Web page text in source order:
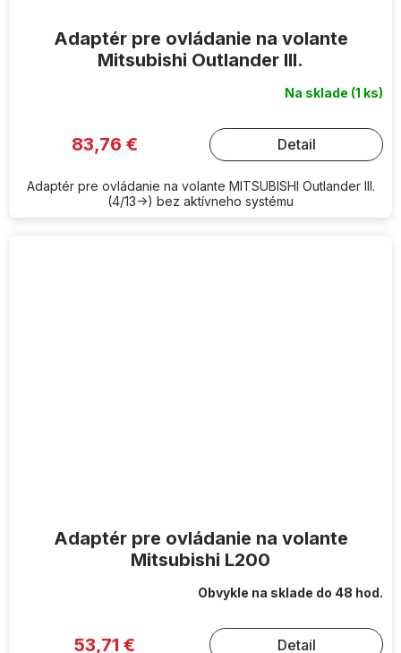
Adaptér pre ovládanie na volante
Mitsubishi Outlander III.
Na sklade (1 ks)
83,76 € Detail
Adaptér pre ovládanie na volante MITSUBISHI Outlander III.
(4/13->) bez aktívneho systému
Adaptér pre ovládanie na volante
Mitsubishi L200
Obvykle na sklade do 48 hod.
53,71 € Detail